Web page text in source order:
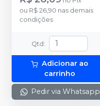
ou R$ 26,90 nas demais
condições
Qtd :
Adicionar ao
carrinho
Pedir via Whatsapp